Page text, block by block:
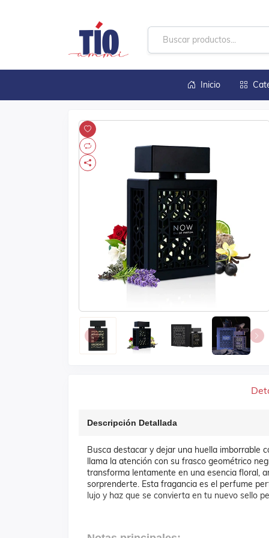
Inicio
Descripción Detallada
Busca destacar y dejar una huella imborrable
llama la atención con su frasco geométrico
transforma lentamente en una esencia floral,
sorprenderte. Esta fragancia es el perfume
lujo y haz que se convierta en tu nuevo sello